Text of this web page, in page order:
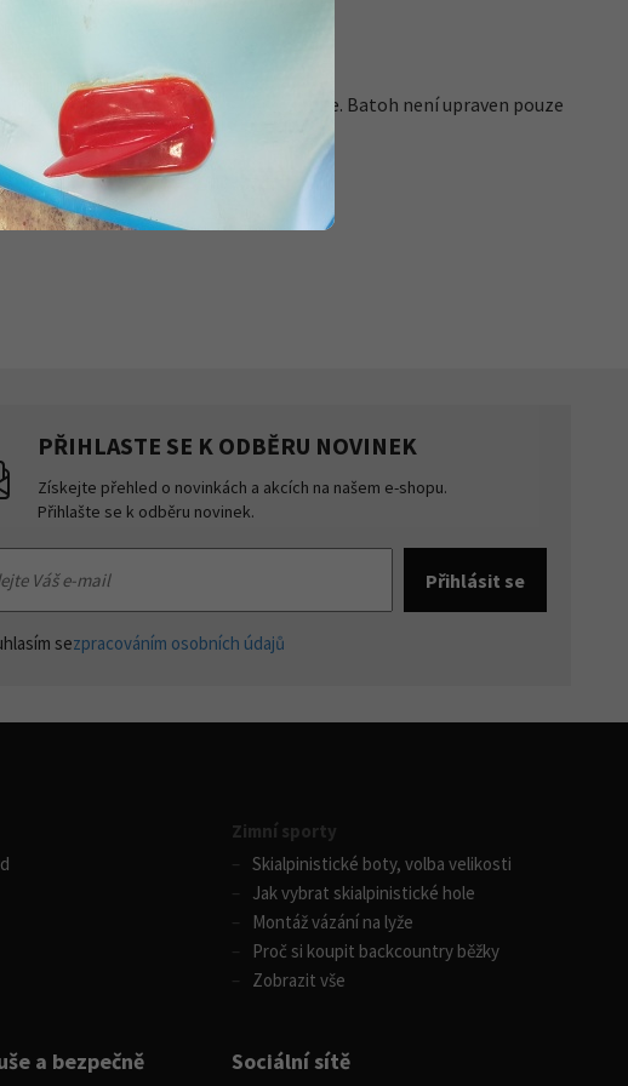
použití“.
7. krčního obratle po horní část pánve. Batoh není upraven pouze
a pevněji drží na zádech.
PŘIHLASTE SE K ODBĚRU NOVINEK
Získejte přehled o novinkách a akcích na našem e-shopu.
Přihlašte se k odběru novinek.
sezpracováním osobních údajů
Sociální sítě
Zimní sporty
Skialpinistické boty, volba velikosti
Jak vybrat skialpinistické hole
Montáž vázání na lyže
Proč si koupit backcountry běžky
Zobrazit vše
a bezpečně